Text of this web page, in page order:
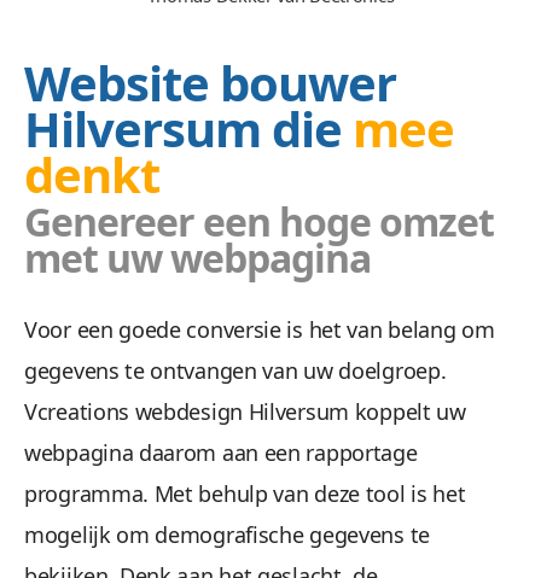
Website bouwer
Hilversum die mee
denkt
Genereer een hoge omzet
met uw webpagina
Voor een goede conversie is het van belang om
gegevens te ontvangen van uw doelgroep.
Vcreations webdesign Hilversum koppelt uw
webpagina daarom aan een rapportage
programma. Met behulp van deze tool is het
mogelijk om demografische gegevens te